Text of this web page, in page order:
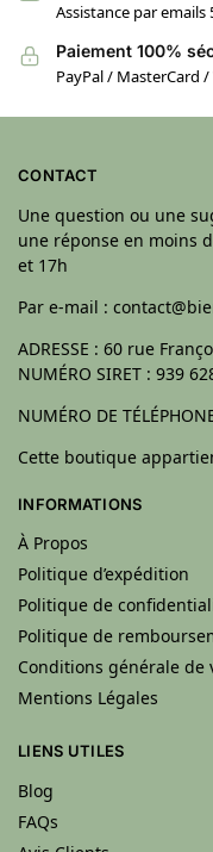
Assistance par emails
Paiement 100%
PayPal / MasterCard /
CONTACT
Une question ou une
une réponse en moins
et 17h
Par e-mail :
ADRESSE : 60 rue
NUMÉRO SIRET : 939
NUMÉRO DE
Cette boutique
INFORMATIONS
À Propos
Politique d’expédition
Politique de
Politique de
Conditions générale de
Mentions Légales
LIENS UTILES
Blog
FAQs